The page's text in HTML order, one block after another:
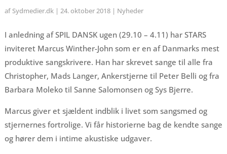
af Sydmedier.dk| 24. oktober 2018| Nyheder
I anledning af SPIL DANSK ugen (29.10 – 4.11) har STARS
inviteret Marcus Winther-John som er en af Danmarks mest
produktive sangskrivere. Han har skrevet sange til alle fra
Christopher, Mads Langer, Ankerstjerne til Peter Belli og fra
Barbara Moleko til Sanne Salomonsen og Sys Bjerre.
Marcus giver et sjældent indblik i livet som sangsmed og
stjernernes fortrolige. Vi får historierne bag de kendte sange
og hører dem i intime akustiske udgaver.